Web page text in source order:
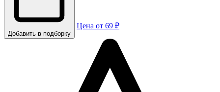
Добавить в подборку
Цена от 69 ₽